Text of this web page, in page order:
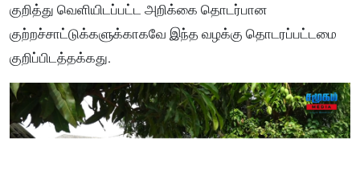
குறித்து வெளியிடப்பட்ட அறிக்கை தொடர்பான
குற்றச்சாட்டுக்களுக்காகவே இந்த வழக்கு தொடரப்பட்டமை
குறிப்பிடத்தக்கது.